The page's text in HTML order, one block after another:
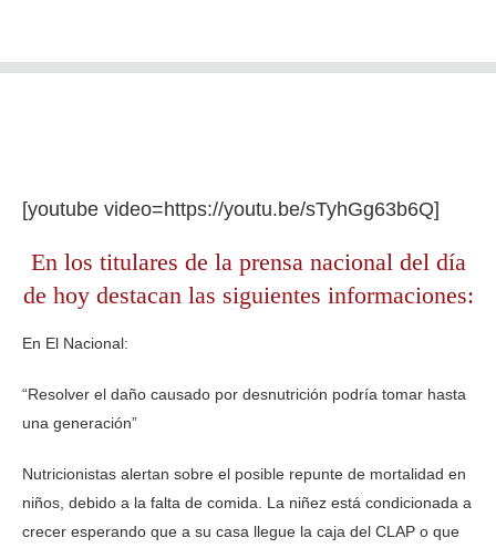
[youtube video=https://youtu.be/sTyhGg63b6Q]
En los titulares de la prensa nacional del día
de hoy destacan las siguientes informaciones:
En El Nacional:
“Resolver el daño causado por desnutrición podría tomar hasta
una generación”
Nutricionistas alertan sobre el posible repunte de mortalidad en
niños, debido a la falta de comida. La niñez está condicionada a
crecer esperando que a su casa llegue la caja del CLAP o que